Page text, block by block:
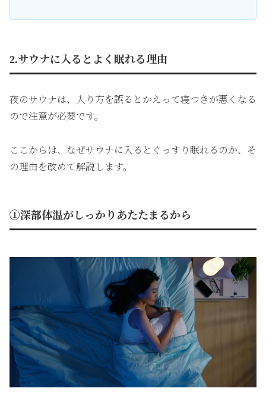
2.サウナに入るとよく眠れる理由
夜のサウナは、入り方を誤るとかえって寝つきが悪くなる
ので注意が必要です。
ここからは、なぜサウナに入るとぐっすり眠れるのか、そ
の理由を改めて解説します。
①深部体温がしっかりあたたまるから